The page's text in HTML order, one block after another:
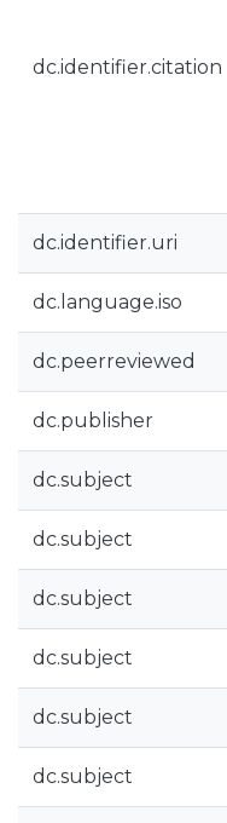
dc.identifier.citation
dc.identifier.uri
dc.language.iso
dc.peerreviewed
dc.publisher
dc.subject
dc.subject
dc.subject
dc.subject
dc.subject
dc.subject